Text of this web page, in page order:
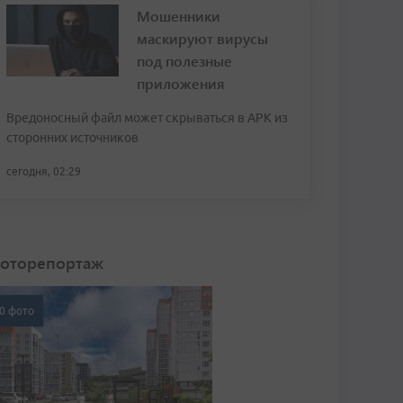
Мошенники
маскируют вирусы
под полезные
приложения
Вредоносный файл может скрываться в APK из
сторонних источников
сегодня, 02:29
фото